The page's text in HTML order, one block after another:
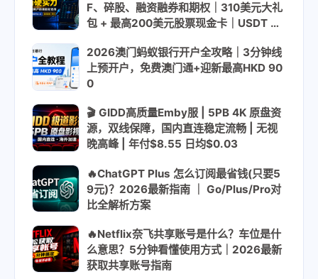
F、碎股、融资融券和期权｜310美元大礼
包 + 最高200美元股票现金卡｜USDT US
2026澳门蚂蚁银行开户全攻略｜3分钟线
上预开户，免费澳门通+迎新最高HKD 90
0
🎬 GIDD高质量Emby服 | 5PB 4K 原盘资
源，双线保障，国内直连稳定流畅 | 无视
晚高峰 | 年付$8.55 日均$0.03
🔥ChatGPT Plus 怎么订阅最省钱(只要5
9元)？2026最新指南 ｜ Go/Plus/Pro对
比全解析方案
🔥Netflix奈飞共享账号是什么？车位是什
么意思？5分钟看懂使用方式｜2026最新
获取共享账号指南